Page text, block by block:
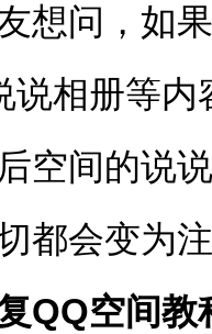
想问，如
说相册等
空间的说
都会变为
QQ空间教